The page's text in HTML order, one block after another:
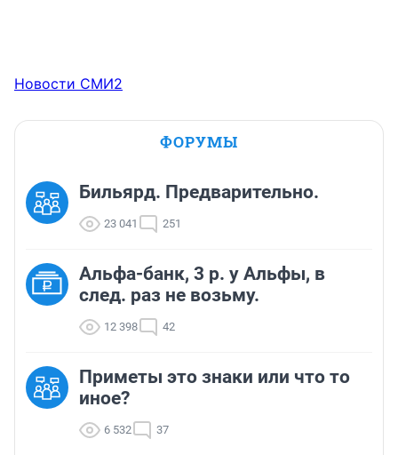
Новости СМИ2
ФОРУМЫ
Бильярд. Предварительно.
23 041 251
Альфа-банк, 3 р. у Альфы, в
след. раз не возьму.
12 398 42
Приметы это знаки или что то
иное?
6 532 37